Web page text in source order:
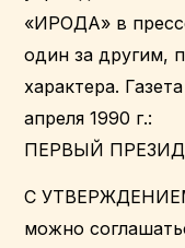
«ИРОДА» в
один за другим,
характера.
апреля 1990 г.:
ПЕРВЫЙ
С
можно